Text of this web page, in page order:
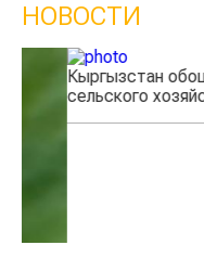
НОВОСТИ
Кыргызстан обошел
сельского хозяйства